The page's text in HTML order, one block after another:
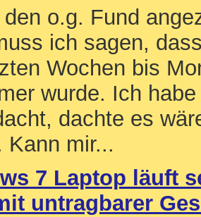
den o.g. Fund
ich sagen,
Wochen bis
wurde. Ich
dachte es
Kann mir...
7 Laptop läuft
untragbarer